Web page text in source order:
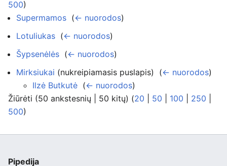
500)
Supermamos (← nuorodos)
Lotuliukas (← nuorodos)
Šypsenėlės (← nuorodos)
Mirksiukai (nukreipiamasis puslapis) ‎ (← nuorodos)
Ilzė Butkutė (← nuorodos)
Žiūrėti (50 ankstesnių | 50 kitų) (20 50 100 250
500)
Pipedija